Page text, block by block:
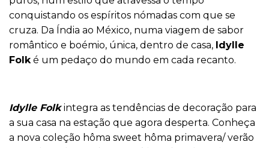
conquistando os espíritos nómadas com que se
cruza. Da Índia ao México, numa viagem de sabor
romântico e boémio, única, dentro de casa, Idylle
Folké um pedaço do mundo em cada recanto.
Idylle Folk integra as tendências de decoração para
a sua casa na estação que agora desperta. Conheça
a nova coleção hôma sweet hôma primavera/ verão